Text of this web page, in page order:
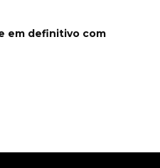
em definitivo com